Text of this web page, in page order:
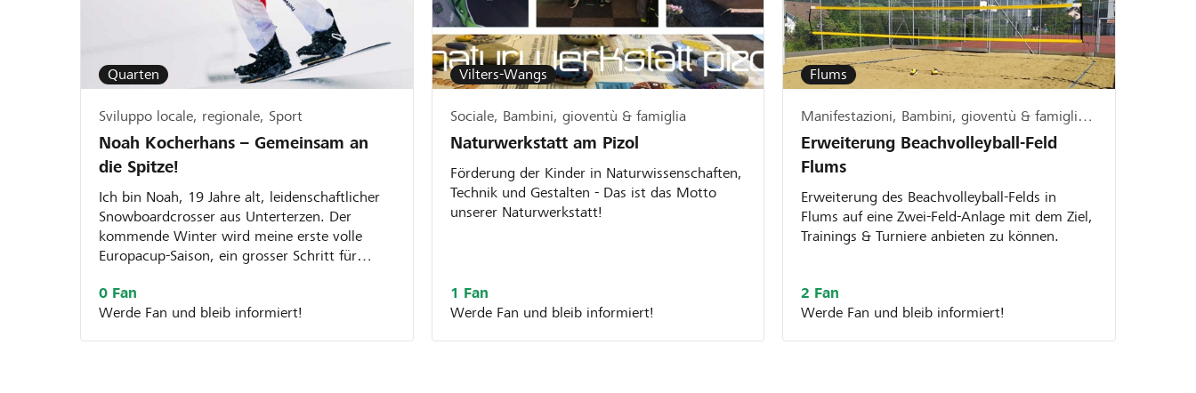
Quarten
Sviluppo locale, regionale, Sport
Noah Kocherhans – Gemeinsam an
die Spitze!
Ich bin Noah, 19 Jahre alt, leidenschaftlicher
Snowboardcrosser aus Unterterzen. Der
kommende Winter wird meine erste volle
Europacup-Saison, ein grosser Schritt für
0 Fan
Werde Fan und bleib informiert!
Vilters-Wangs
Sociale, Bambini, gioventù & famiglia
Naturwerkstatt am Pizol
Förderung der Kinder in Naturwissenschaften,
Technik und Gestalten - Das ist das Motto
unserer Naturwerkstatt!
1 Fan
Werde Fan und bleib informiert!
Flums
Manifestazioni, Bambini, gioventù & famiglia, Sport
Erweiterung Beachvolleyball-Feld
Flums
Erweiterung des Beachvolleyball-Felds in
Flums auf eine Zwei-Feld-Anlage mit dem Ziel,
Trainings & Turniere anbieten zu können.
2 Fan
Werde Fan und bleib informiert!